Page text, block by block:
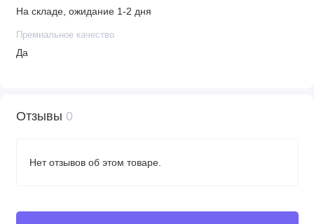
На складе, ожидание 1-2 дня
Премиальное качество
Да
Отзывы 0
Нет отзывов об этом товаре.